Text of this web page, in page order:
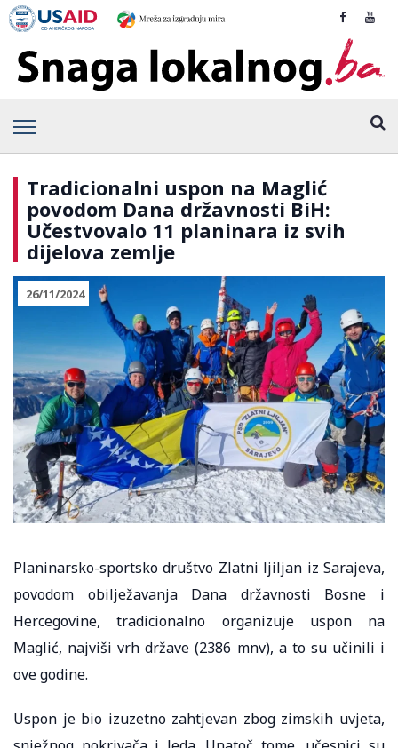
Tradicionalni uspon na Maglić
povodom Dana državnosti BiH:
Učestvovalo 11 planinara iz svih
dijelova zemlje
26/11/2024
Planinarsko-sportsko društvo Zlatni ljiljan iz Sarajeva,
povodom obilježavanja Dana državnosti Bosne i
Hercegovine, tradicionalno organizuje uspon na
Maglić, najviši vrh države (2386 mnv), a to su učinili i
ove godine.
Uspon je bio izuzetno zahtjevan zbog zimskih uvjeta,